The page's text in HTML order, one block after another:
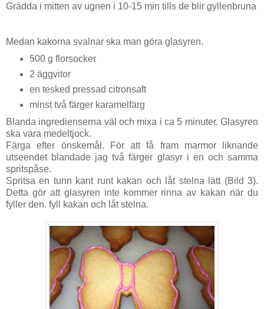
Grädda i mitten av ugnen i 10-15 min tills de blir gyllenbruna
Medan kakorna svalnar ska man göra glasyren.
500 g florsocker
2 äggvitor
en tesked pressad citronsaft
minst två färger karamelfärg
Blanda ingredienserna väl och mixa i ca 5 minuter. Glasyren
ska vara medeltjock.
Färga efter önskemål. För att få fram marmor liknande
utseendet blandade jag två färger glasyr i en och samma
spritspåse.
Spritsa en tunn kant runt kakan och låt stelna lätt (Bild 3).
Detta gör att glasyren inte kommer rinna av kakan när du
fyller den. fyll kakan och låt stelna.